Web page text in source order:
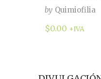
by Quimiofilia
$0.00 +IVA